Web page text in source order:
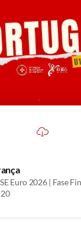
Euro 2026 | Fase